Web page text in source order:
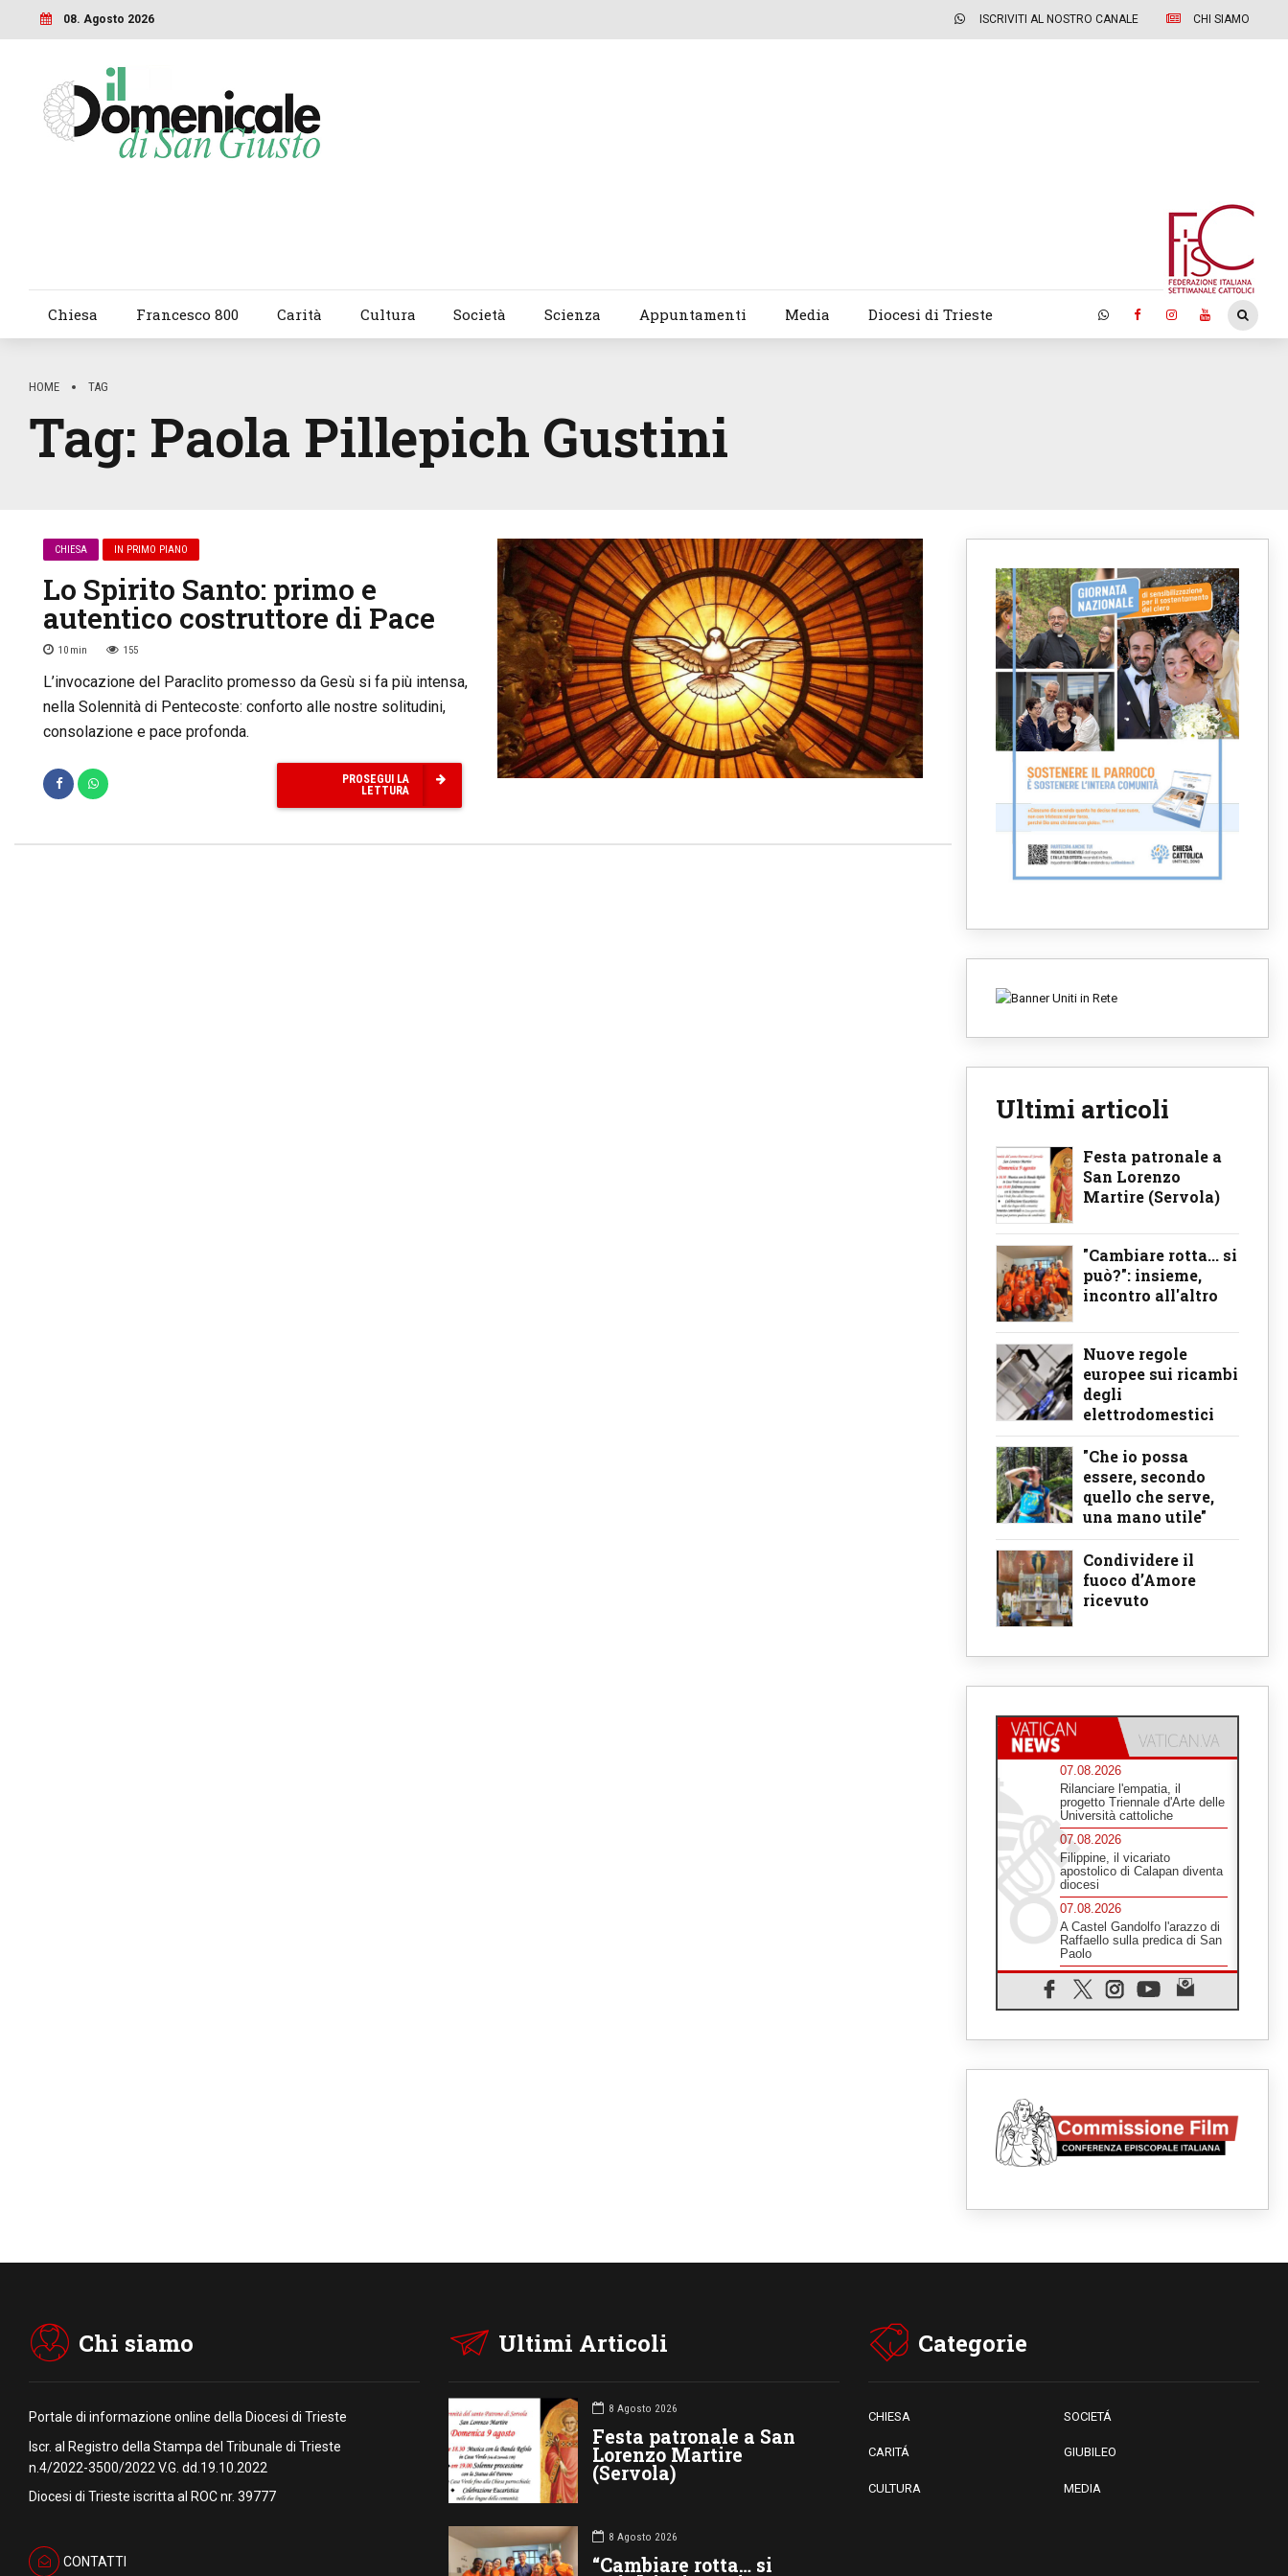
08. Agosto 2026 ISCRIVITI AL NOSTRO CANALE CHI SIAMO
Chiesa Francesco 800 Carità Cultura Società Scienza Appuntamenti Media Diocesi di Trieste
HOME TAG
Tag: Paola Pillepich Gustini
CHIESA IN PRIMO PIANO
Lo Spirito Santo: primo e
autentico costruttore di Pace
10 min 155
L’invocazione del Paraclito promesso da Gesù si fa più intensa,
nella Solennità di Pentecoste: conforto alle nostre solitudini,
consolazione e pace profonda.
PROSEGUI LA
LETTURA
Ultimi articoli
Festa patronale a
San Lorenzo
Martire (Servola)
"Cambiare rotta... si
può?": insieme,
incontro all'altro
Nuove regole
europee sui ricambi
degli
elettrodomestici
"Che io possa
essere, secondo
quello che serve,
una mano utile"
Condividere il
fuoco d’Amore
ricevuto
07.08.2026
Rilanciare l'empatia, il
progetto Triennale d'Arte delle
Università cattoliche
07.08.2026
Filippine, il vicariato
apostolico di Calapan diventa
diocesi
07.08.2026
A Castel Gandolfo l'arazzo di
Raffaello sulla predica di San
Paolo
07.08.2026
Tagle: la guerra sfigura il
mondo, solo la rivelazione di
07.08.2026
SIGNIS 2026, dare voce alle
religiose cattoliche nello
spazio pubblico
07.08.2026
vescovi: la visita del Papa
dono per tutto il Paese
Chi siamo
Portale di informazione online della Diocesi di Trieste
Iscr. al Registro della Stampa del Tribunale di Trieste
n.4/2022-3500/2022 V.G. dd.19.10.2022
Diocesi di Trieste iscritta al ROC nr. 39777
CONTATTI
Ultimi Articoli
8 Agosto 2026
Festa patronale a San
Lorenzo Martire
(Servola)
8 Agosto 2026
“Cambiare rotta… si
Categorie
CHIESA SOCIETÁ
CARITÁ GIUBILEO
CULTURA MEDIA